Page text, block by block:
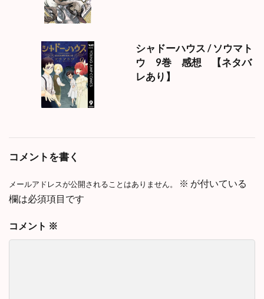
シャドーハウス / ソウマト
ウ 9巻 感想 【ネタバ
レあり】
コメントを書く
メールアドレスが公開されることはありません。 ※ が付いている
欄は必須項目です
コメント ※